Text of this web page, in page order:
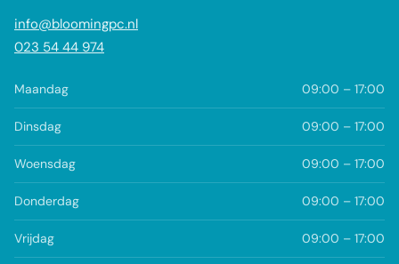
info@bloomingpc.nl
023 54 44 974
Maandag 09:00 – 17:00
Dinsdag 09:00 – 17:00
Woensdag 09:00 – 17:00
Donderdag 09:00 – 17:00
Vrijdag 09:00 – 17:00